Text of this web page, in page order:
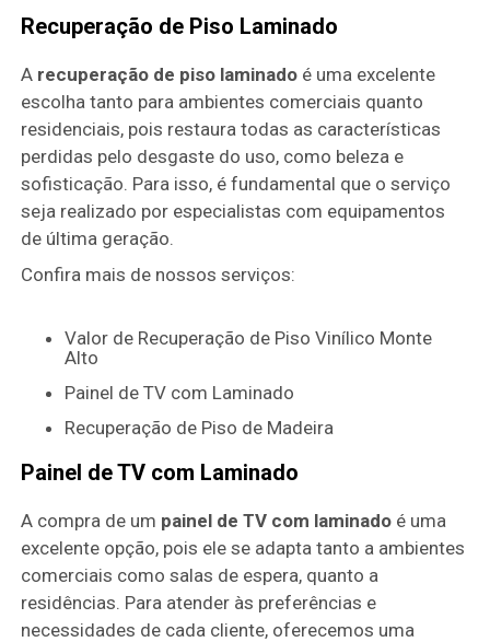
Recuperação de Piso Laminado
A recuperação de piso laminado é uma excelente
escolha tanto para ambientes comerciais quanto
residenciais, pois restaura todas as características
perdidas pelo desgaste do uso, como beleza e
sofisticação. Para isso, é fundamental que o serviço
seja realizado por especialistas com equipamentos
de última geração.
Confira mais de nossos serviços:
Valor de Recuperação de Piso Vinílico Monte
Alto
Painel de TV com Laminado
Recuperação de Piso de Madeira
Painel de TV com Laminado
A compra de um painel de TV com laminado é uma
excelente opção, pois ele se adapta tanto a ambientes
comerciais como salas de espera, quanto a
residências. Para atender às preferências e
necessidades de cada cliente, oferecemos uma